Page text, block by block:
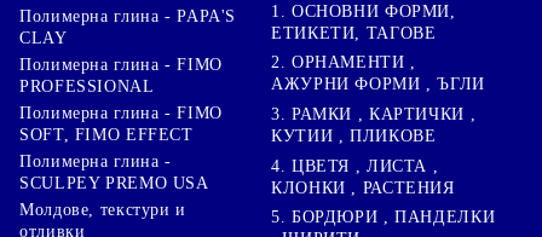
Полимерна глина - PAPA'S
CLAY
Полимерна глина - FIMO
PROFESSIONAL
Полимерна глина - FIMO
SOFT, FIMO EFFECT
Полимерна глина -
SCULPEY PREMO USA
Молдове, текстури и
отливки
1. ОСНОВНИ ФОРМИ,
ЕТИКЕТИ, ТАГОВЕ
2. ОРНАМЕНТИ ,
АЖУРНИ ФОРМИ , ЪГЛИ
3. РАМКИ , КАРТИЧКИ ,
КУТИИ , ПЛИКОВЕ
4. ЦВЕТЯ , ЛИСТА ,
КЛОНКИ , РАСТЕНИЯ
5. БОРДЮРИ , ПАНДЕЛКИ